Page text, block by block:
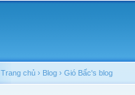
Trang chủ › Blog › Gió Bấc's blog